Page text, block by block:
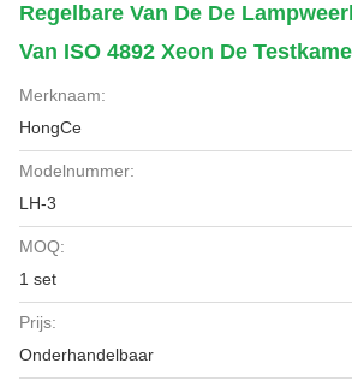
Regelbare Van De De
Van ISO 4892 Xeon De
Merknaam:
HongCe
Modelnummer:
LH-3
MOQ:
1 set
Prijs:
Onderhandelbaar